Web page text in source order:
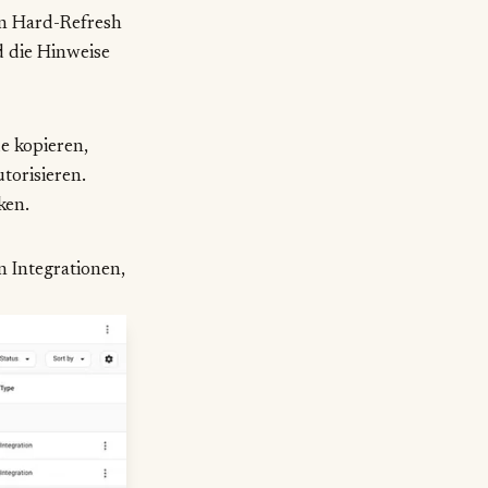
Hard-Refresh
die Hinweise
kopieren,
Integrationen,